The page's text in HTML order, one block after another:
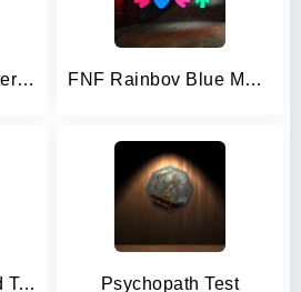
Remake All Character Test Mod FNF Rainbov Blue Mod Test
FNF Springtrap Mod Test Psychopath Test